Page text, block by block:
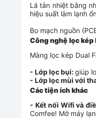
Lá tản nhiệt bằng
hiệu suất làm lạnh
Bo mạch nguồn
Công nghệ lọc
Màng lọc kép Dual
- Lớp lọc bụi:giúp
- Lớp lọc mùi với
Các tiện ích khác
- Kết nối Wifi và
Comfee! Mở máy